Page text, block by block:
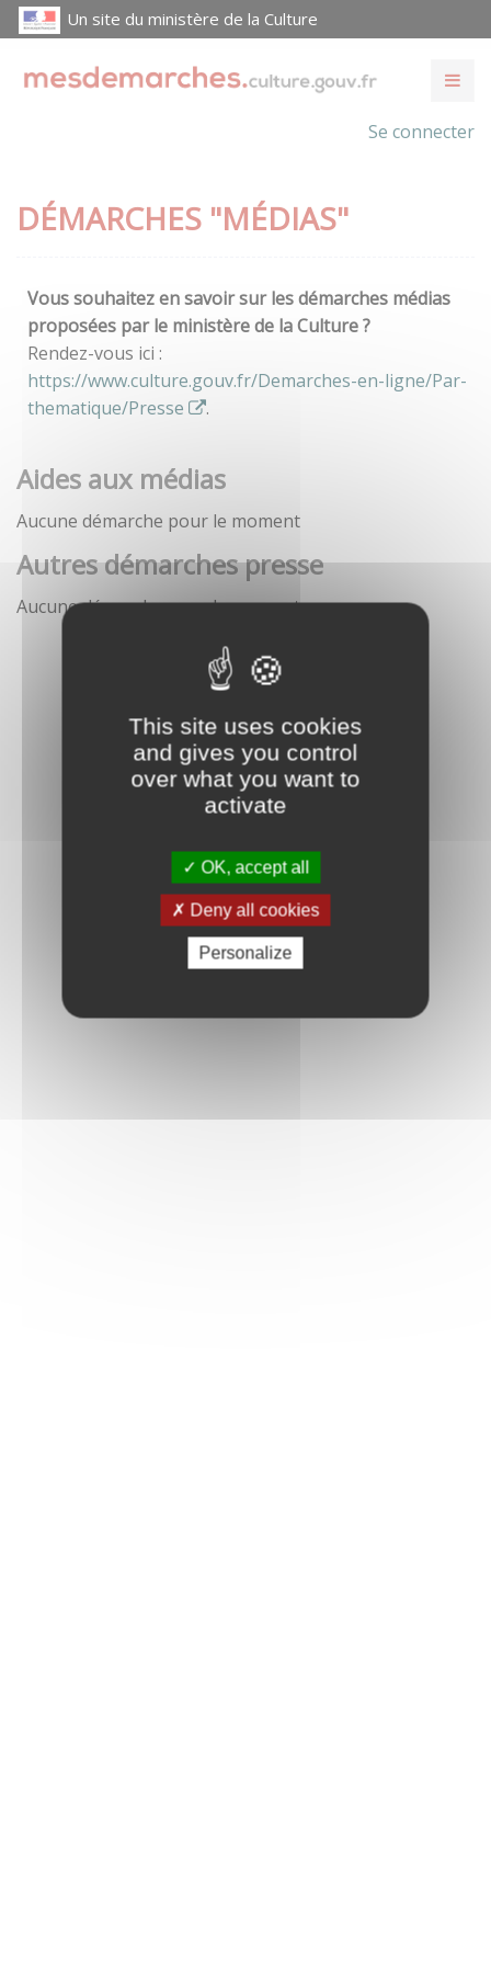
This site uses cookies
and gives you control
over what you want to
activate
OK, accept all
Deny all cookies
Personalize
Un site du ministère de la Culture
Se connecter
DÉMARCHES "MÉDIAS"
Vous souhaitez en savoir sur les démarches médias
proposées par le ministère de la Culture ?
Rendez-vous ici :
https://www.culture.gouv.fr/Demarches-en-ligne/Par-
thematique/Presse
.
Aides aux médias
Aucune démarche pour le moment
Autres démarches presse
Aucune démarche pour le moment